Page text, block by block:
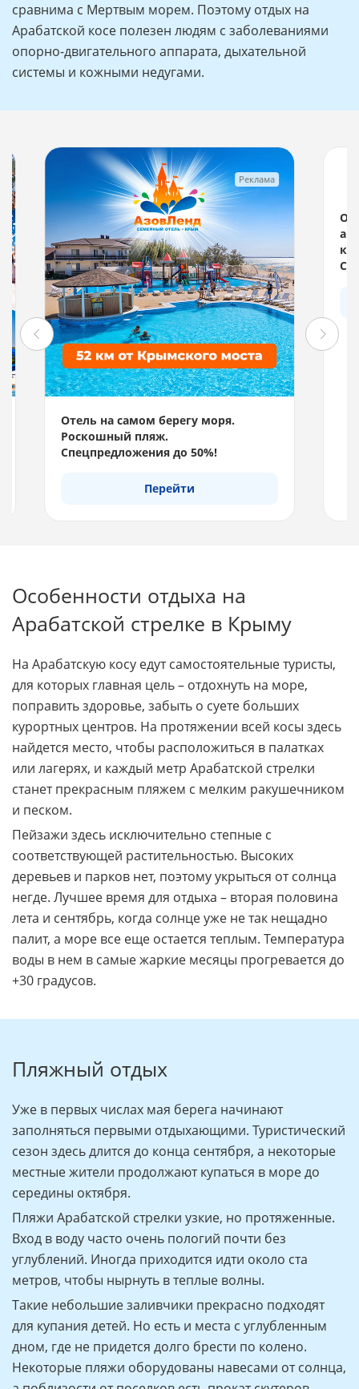
сравнима с Мертвым морем. Поэтому отдых на
Арабатской косе полезен людям с заболеваниями
опорно-двигательного аппарата, дыхательной
системы и кожными недугами.
Реклама
Отель на самом берегу моря.
Роскошный пляж.
Спецпредложения до 50%!
Перейти
Особенности отдыха на
Арабатской стрелке в Крыму
На Арабатскую косу едут самостоятельные туристы,
для которых главная цель – отдохнуть на море,
поправить здоровье, забыть о суете больших
курортных центров. На протяжении всей косы здесь
найдется место, чтобы расположиться в палатках
или лагерях, и каждый метр Арабатской стрелки
станет прекрасным пляжем с мелким ракушечником
и песком.
Пейзажи здесь исключительно степные с
соответствующей растительностью. Высоких
деревьев и парков нет, поэтому укрыться от солнца
негде. Лучшее время для отдыха – вторая половина
лета и сентябрь, когда солнце уже не так нещадно
палит, а море все еще остается теплым. Температура
воды в нем в самые жаркие месяцы прогревается до
Пляжный отдых
Уже в первых числах мая берега начинают
заполняться первыми отдыхающими. Туристический
сезон здесь длится до конца сентября, а некоторые
местные жители продолжают купаться в море до
середины октября.
Пляжи Арабатской стрелки узкие, но протяженные.
Вход в воду часто очень пологий почти без
углублений. Иногда приходится идти около ста
метров, чтобы нырнуть в теплые волны.
Такие небольшие заливчики прекрасно подходят
для купания детей. Но есть и места с углубленным
дном, где не придется долго брести по колено.
Некоторые пляжи оборудованы навесами от солнца,